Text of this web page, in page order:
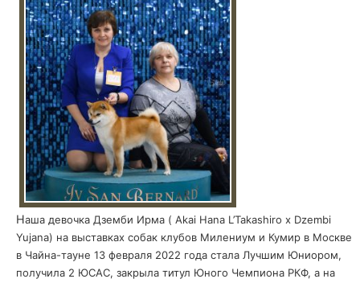
Наша девочка Дземби Ирма ( Akai Hana L’Takashiro x Dzembi
Yujana) на выставках собак клубов Милениум и Кумир в Москве
в Чайна-тауне 13 февраля 2022 года стала Лучшим Юниором,
получила 2 ЮСАС, закрыла титул Юного Чемпиона РКФ, а на